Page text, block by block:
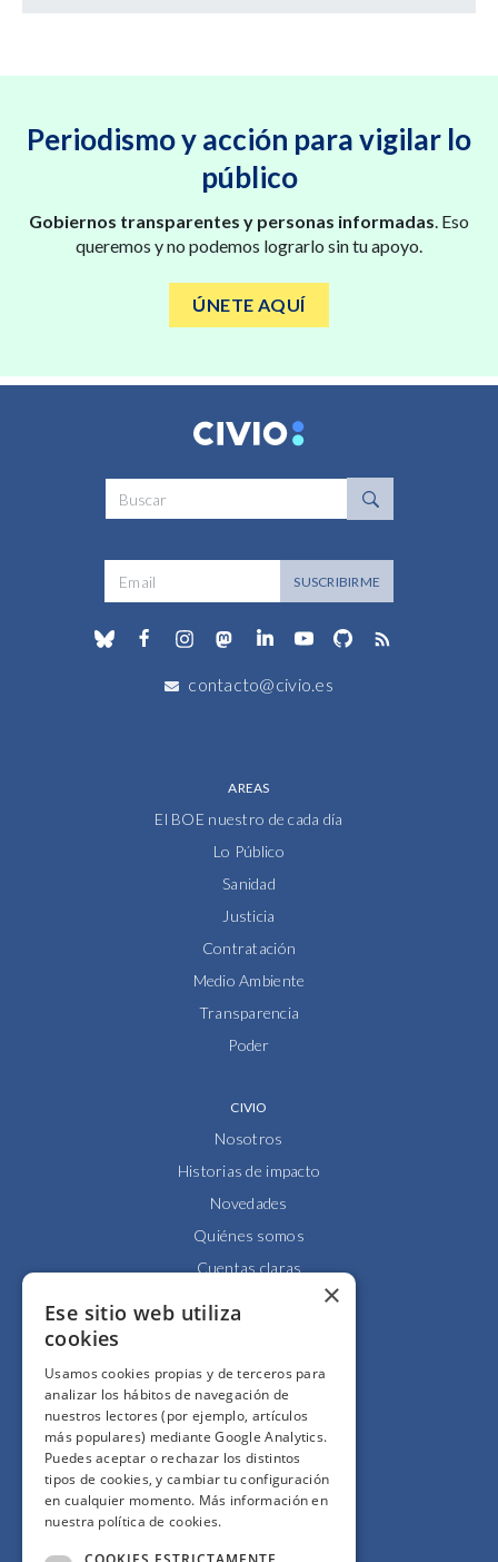
Periodismo y acción para vigilar lo
público
Gobiernos transparentes y personas informadas. Eso
queremos y no podemos lograrlo sin tu apoyo.
ÚNETE AQUÍ
SUSCRIBIRME
contacto@civio.es
AREAS
El BOE nuestro de cada día
Lo Público
Sanidad
Justicia
Contratación
Medio Ambiente
Transparencia
Poder
CIVIO
Nosotros
Historias de impacto
Novedades
Quiénes somos
Cuentas claras
Impacto
Premios
Formación
Código ético
Re-publica
Colabora
Contacto
×
Ese sitio web utiliza
cookies
Usamos cookies propias y de terceros para
analizar los hábitos de navegación de
nuestros lectores (por ejemplo, artículos
más populares) mediante Google Analytics.
Puedes aceptar o rechazar los distintos
tipos de cookies, y cambiar tu configuración
en cualquier momento. Más información en
nuestra política de cookies.